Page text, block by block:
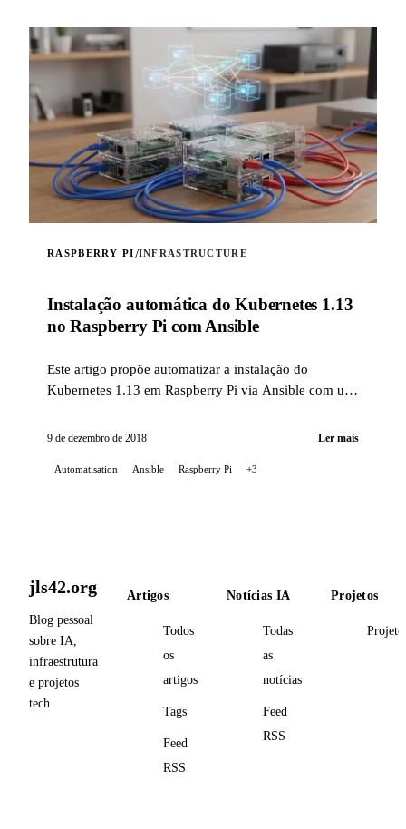
RASPBERRY PI/INFRASTRUCTURE
Instalação automática do Kubernetes 1.13
no Raspberry Pi com Ansible
Este artigo propõe automatizar a instalação do
Kubernetes 1.13 em Raspberry Pi via Ansible com um
9 de dezembro de 2018 Ler mais
Automatisation Ansible Raspberry Pi +3
jls42.org
Blog pessoal
sobre IA,
infraestrutura
e projetos
tech
Artigos
Todos
os
artigos
Tags
Feed
RSS
Notícias IA
Todas
as
notícias
Feed
RSS
Projetos